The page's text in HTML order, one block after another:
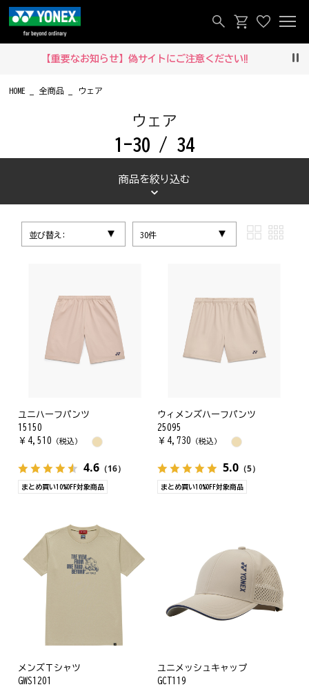
【重要なお知らせ】偽サイトにご注意ください‼
HOME 全商品 ウェア
ウェア
1-30 / 34
商品を絞り込む
並び替え: 30件
ユニハーフパンツ
15150
￥ 4,510 （税込）
4.6 （16）
まとめ買い10%OFF対象商品
ウィメンズハーフパンツ
25095
￥ 4,730 （税込）
5.0（5）
まとめ買い10%OFF対象商品
メンズＴシャツ
GWS1201
ユニメッシュキャップ
GCT119